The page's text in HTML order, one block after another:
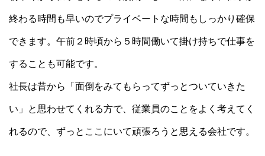
終わる時間も早いのでプライベートな時間もしっかり確保
できます。午前２時頃から５時間働いて掛け持ちで仕事を
することも可能です。
社長は昔から「面倒をみてもらってずっとついていきた
い」と思わせてくれる方で、従業員のことをよく考えてく
れるので、ずっとここにいて頑張ろうと思える会社です。